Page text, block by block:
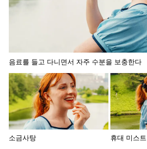
음료를 들고 다니면서 자주 수분을 보충한다
소금사탕 휴대 미스트